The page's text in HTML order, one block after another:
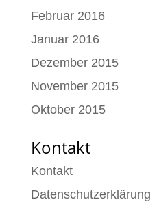
Februar 2016
Januar 2016
Dezember 2015
November 2015
Oktober 2015
Kontakt
Kontakt
Datenschutzerklärung